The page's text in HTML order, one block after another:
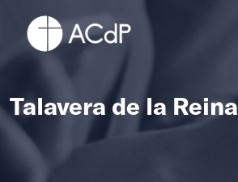
Talavera de la Reina